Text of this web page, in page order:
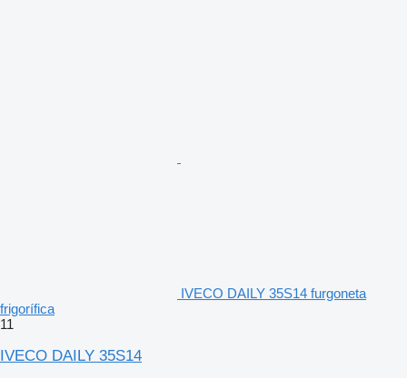
IVECO DAILY 35S14 furgoneta
frigorífica
11
IVECO DAILY 35S14